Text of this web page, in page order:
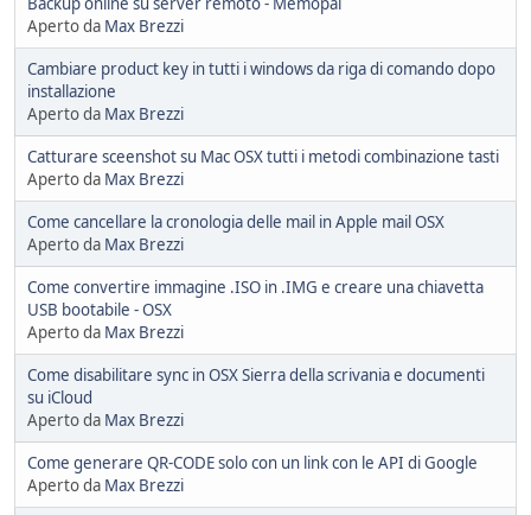
Aperto da Max Brezzi
Cambiare product key in tutti i windows da riga di comando dopo
installazione
Aperto da Max Brezzi
Catturare sceenshot su Mac OSX tutti i metodi combinazione tasti
Aperto da Max Brezzi
Come cancellare la cronologia delle mail in Apple mail OSX
Aperto da Max Brezzi
Come convertire immagine .ISO in .IMG e creare una chiavetta
USB bootabile - OSX
Aperto da Max Brezzi
Come disabilitare sync in OSX Sierra della scrivania e documenti
su iCloud
Aperto da Max Brezzi
Come generare QR-CODE solo con un link con le API di Google
Aperto da Max Brezzi